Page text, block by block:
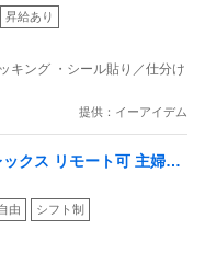
昇給あり
キング ・シール貼り／仕分け
提供：イーアイデム
クス リモート可 主婦活
由 シフト制